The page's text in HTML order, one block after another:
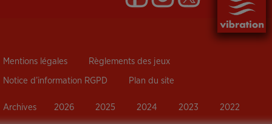
Mentions légales Règlements des jeux
Notice d’information RGPD Plan du site
Archives 2026 2025 2024 2023 2022